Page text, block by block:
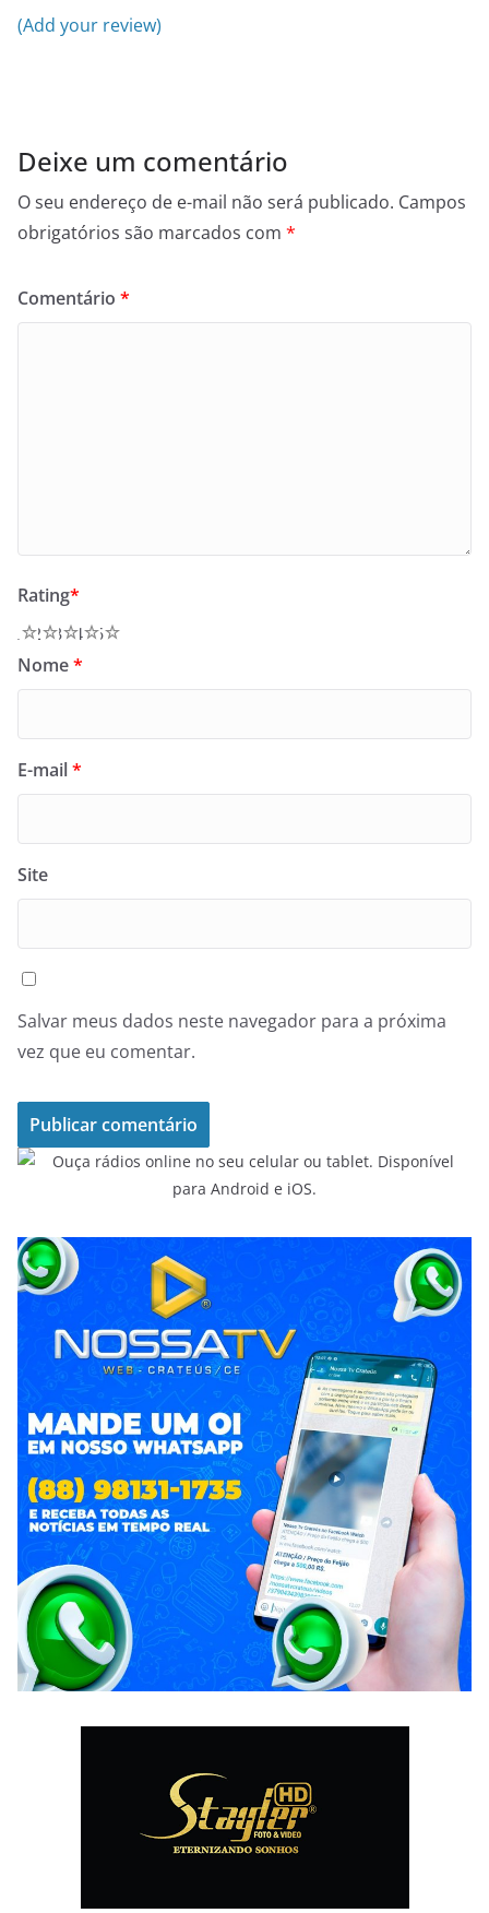
(Add your review)
Deixe um comentário
O seu endereço de e-mail não será publicado. Campos
obrigatórios são marcados com *
Comentário *
Rating*
5
4
3
2
Nome*
E-mail*
Site
Salvar meus dados neste navegador para a próxima
vez que eu comentar.